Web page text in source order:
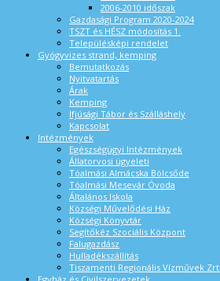
2006-2010 időszak
Gazdasági Program 2020-2024
TSZT és HÉSZ módosítás 1.
Településképi rendelet
Gyógyvizes strand, kemping
Bemutatkozás
Nyitvatartás
Árak
Kemping
Ifjúsági Tábor és Szálláshely
Kapcsolat
Intézmények
Egészségügyi Intézmények
Állatorvosi ügyeleti
Tóalmási Almácska Bölcsőde
Tóalmási Mesevár Óvoda
Általános Iskola
Községi Művelődési Ház
Községi Könyvtár
Segítőkéz Szociális Központ
Falugazdász
Hulladékszállítás
Tiszamenti Regionális Vízművek Zrt.